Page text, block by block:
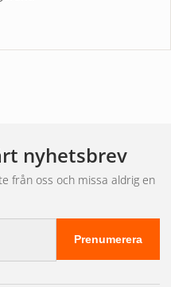
nyhetsbrev
från oss och missa aldrig en
Prenumerera